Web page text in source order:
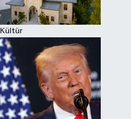
Kültür
Kadın
Kim kimdir?
Kültür Sanat
Sağlık